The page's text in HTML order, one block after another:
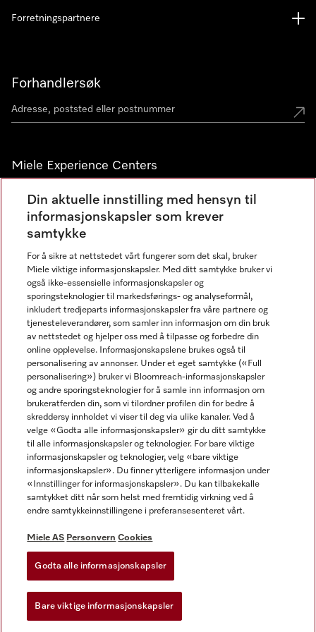
Forhandlersøk
Miele Experience Centers
Miele Experience Center Nesbru
Miele Outlet Nesbru
Nyhetsbrev
Forretningspartnere
Miele AS
Vilkår og betingelser
Vilkår for bruk
Miele tilgjengelighetserklæring
Miele på Facebook
Miele på Youtube
Miele på Instagram
Din aktuelle innstilling med hensyn til
informasjonskapsler som krever
samtykke
For å sikre at nettstedet vårt fungerer som det skal, bruker
Miele viktige informasjonskapsler. Med ditt samtykke bruker vi
også ikke-essensielle informasjonskapsler og
sporingsteknologier til markedsførings- og analyseformål,
inkludert tredjeparts informasjonskapsler fra våre partnere og
tjenesteleverandører, som samler inn informasjon om din bruk
av nettstedet og hjelper oss med å tilpasse og forbedre din
online opplevelse. Informasjonskapslene brukes også til
personalisering av annonser. Under et eget samtykke («Full
personalisering») bruker vi Bloomreach-informasjonskapsler
og andre sporingsteknologier for å samle inn informasjon om
brukeratferden din, som vi tilordner profilen din for bedre å
skreddersy innholdet vi viser til deg via ulike kanaler. Ved å
velge «Godta alle informasjonskapsler» gir du ditt samtykke
til alle informasjonskapsler og teknologier. For bare viktige
informasjonskapsler og teknologier, velg «bare viktige
informasjonskapsler». Du finner ytterligere informasjon under
«Innstillinger for informasjonskapsler». Du kan tilbakekalle
samtykket ditt når som helst med fremtidig virkning ved å
endre samtykkeinnstillingene i preferansesenteret vårt.
Miele AS Personvern Cookies
Godta alle informasjonskapsler
Bare viktige informasjonskapsler